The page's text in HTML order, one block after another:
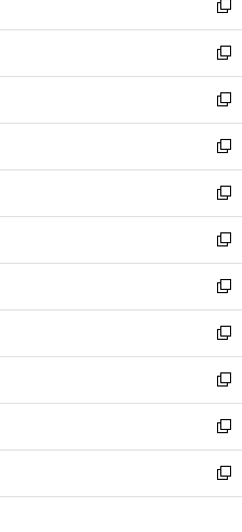
く
新
し
い
ウ
ィ
ン
ド
ウ
で
開
く
新
し
い
ウ
ィ
ン
ド
ウ
で
開
く
新
し
い
ウ
ィ
ン
ド
ウ
で
開
く
新
し
い
ウ
ィ
ン
ド
ウ
で
開
く
新
し
い
ウ
ィ
ン
ド
ウ
で
開
く
新
し
い
ウ
ィ
ン
ド
ウ
で
開
く
新
し
い
ウ
ィ
ン
ド
ウ
で
開
新
し
い
ウ
ィ
ン
ド
ウ
新
し
い
ウ
ィ
ン
新
し
い
ウ
新
し